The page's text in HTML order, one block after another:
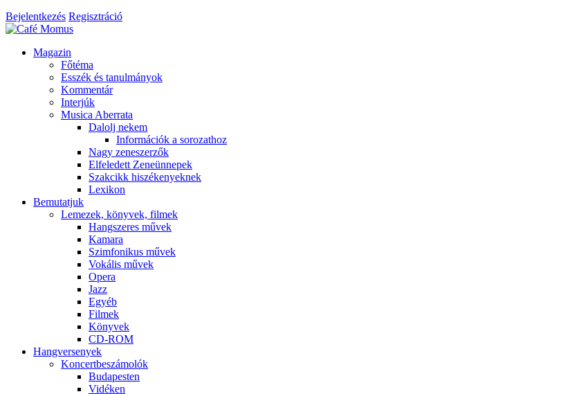
Bejelentkezés Regisztráció
Magazin
Főtéma
Esszék és tanulmányok
Kommentár
Interjúk
Musica Aberrata
Dalolj nekem
Információk a sorozathoz
Nagy zeneszerzők
Elfeledett Zeneünnepek
Szakcikk hiszékenyeknek
Lexikon
Bemutatjuk
Lemezek, könyvek, filmek
Hangszeres művek
Kamara
Szimfonikus művek
Vokális művek
Opera
Jazz
Egyéb
Filmek
Könyvek
CD-ROM
Hangversenyek
Koncertbeszámolók
Budapesten
Vidéken